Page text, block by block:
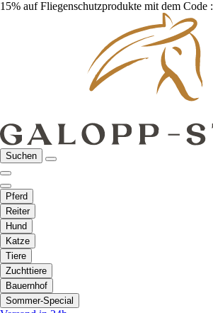
15% auf Fliegenschutzprodukte mit dem Code :
Suchen
Pferd
Reiter
Hund
Katze
Tiere
Zuchttiere
Bauernhof
Sommer-Special